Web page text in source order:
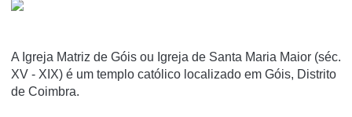
A Igreja Matriz de Góis ou Igreja de Santa Maria Maior (séc.
XV - XIX) é um templo católico localizado em Góis, Distrito
de Coimbra.